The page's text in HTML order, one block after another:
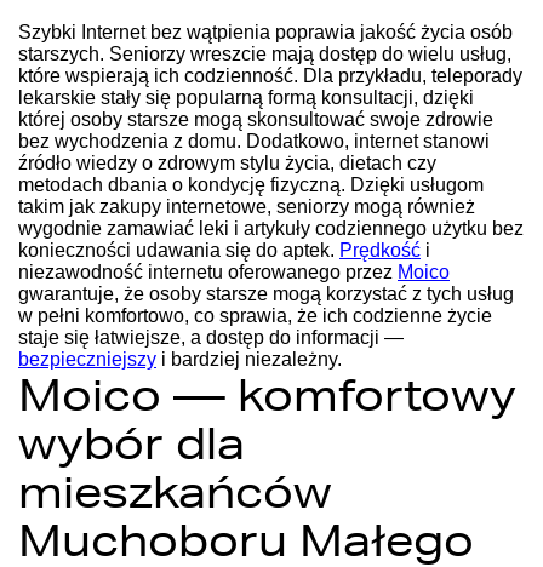
Szybki Internet bez wątpienia poprawia jakość życia osób
starszych. Seniorzy wreszcie mają dostęp do wielu usług,
które wspierają ich codzienność. Dla przykładu, teleporady
lekarskie stały się popularną formą konsultacji, dzięki
której osoby starsze mogą skonsultować swoje zdrowie
bez wychodzenia z domu. Dodatkowo, internet stanowi
źródło wiedzy o zdrowym stylu życia, dietach czy
metodach dbania o kondycję fizyczną. Dzięki usługom
takim jak zakupy internetowe, seniorzy mogą również
wygodnie zamawiać leki i artykuły codziennego użytku bez
konieczności udawania się do aptek. Prędkość i
niezawodność internetu oferowanego przez Moico
gwarantuje, że osoby starsze mogą korzystać z tych usług
w pełni komfortowo, co sprawia, że ich codzienne życie
staje się łatwiejsze, a dostęp do informacji —
bezpieczniejszy i bardziej niezależny.
Moico — komfortowy
wybór dla
mieszkańców
Muchoboru Małego